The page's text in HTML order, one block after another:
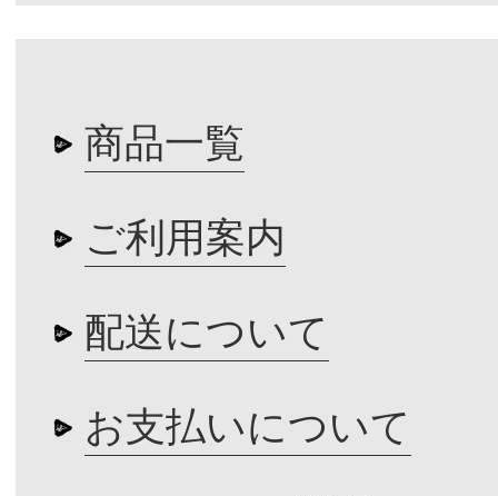
商品一覧
ご利用案内
配送について
お支払いについて